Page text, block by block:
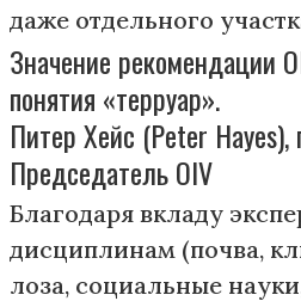
даже отдельного
Значение рекомендации
понятия «терруар».
Питер Хейс (Peter Hayes),
Председатель OIV
Благодаря вкладу
дисциплинам (почва,
лоза, социальные